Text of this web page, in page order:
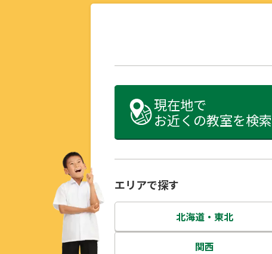
現在地で
お近くの教室を検索
エリアで探す
北海道・東北
北海道
関西